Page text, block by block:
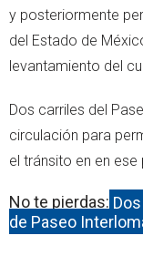
y posteriormente
del Estado de
levantamiento del
Dos carriles del
circulación para
el tránsito en en
No te pierdas:
de Paseo